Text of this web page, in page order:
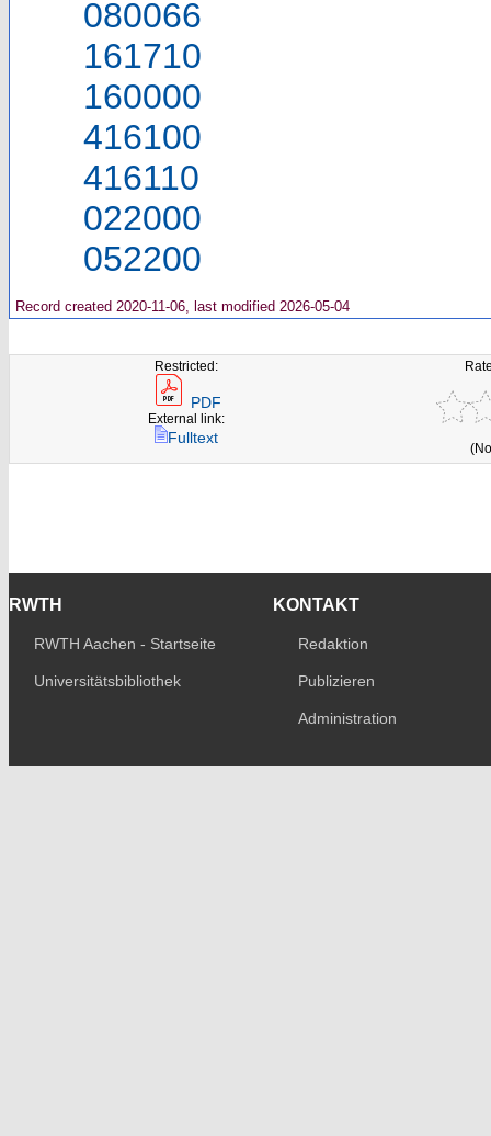
080066
161710
160000
416100
416110
022000
052200
Record created 2020-11-06, last modified 2026-05-04
Restricted:
PDF
External link:
Fulltext
RWTH
RWTH Aachen - Startseite
Universitätsbibliothek
KONTAKT
Redaktion
Publizieren
Administration